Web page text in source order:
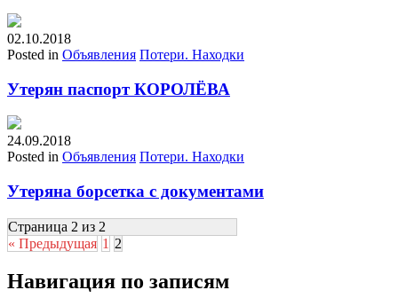
02.10.2018
Posted in Объявления Потери. Находки
Утерян паспорт КОРОЛЁВА
24.09.2018
Posted in Объявления Потери. Находки
Утеряна борсетка с документами
Страница 2 из 2
« Предыдущая 1 2
Навигация по записям